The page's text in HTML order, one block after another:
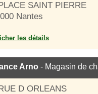
SAINT PIERRE
Nantes
les détails
Arno - Magasin de
D ORLEANS